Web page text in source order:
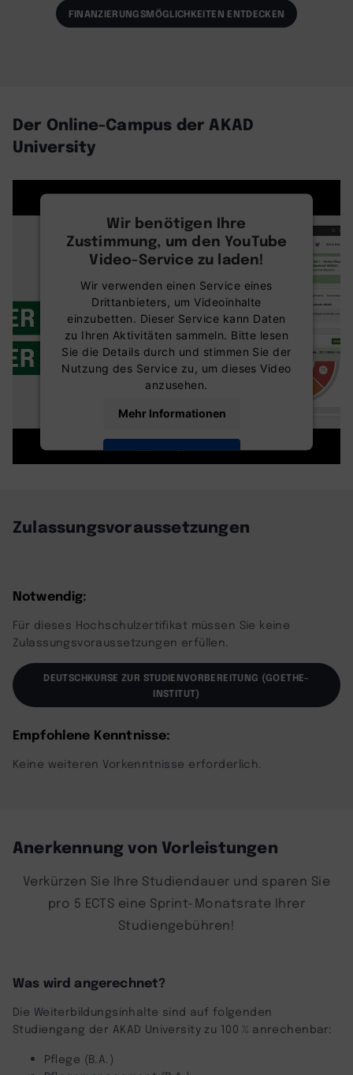
FINANZIERUNGSMÖGLICHKEITEN ENTDECKEN
Wir benötigen Ihre
Zustimmung, um den YouTube
Video-Service zu laden!
Wir verwenden einen Service eines
Drittanbieters, um Videoinhalte
einzubetten. Dieser Service kann Daten
zu Ihren Aktivitäten sammeln. Bitte lesen
Sie die Details durch und stimmen Sie der
Nutzung des Service zu, um dieses Video
anzusehen.
Mehr Informationen
Akzeptieren
Der Online-Campus der AKAD
University
Zulassungsvoraussetzungen
Notwendig:
Für dieses Hochschulzertifikat müssen Sie keine
Zulassungsvoraussetzungen erfüllen.
DEUTSCHKURSE ZUR STUDIENVORBEREITUNG (GOETHE-
INSTITUT)
Empfohlene Kenntnisse:
Keine weiteren Vorkenntnisse erforderlich.
Anerkennung von Vorleistungen
Verkürzen Sie Ihre Studiendauer und sparen Sie
pro 5 ECTS eine Sprint-Monatsrate Ihrer
Studiengebühren!
Was wird angerechnet?
Die Weiterbildungsinhalte sind auf folgenden
Studiengang der AKAD University zu 100 % anrechenbar:
Pflege (B.A.)